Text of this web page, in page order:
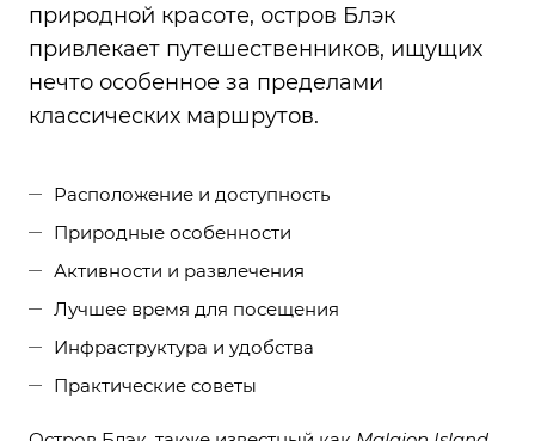
природной красоте, остров Блэк
привлекает путешественников, ищущих
нечто особенное за пределами
классических маршрутов.
Расположение и доступность
Природные особенности
Активности и развлечения
Лучшее время для посещения
Инфраструктура и удобства
Практические советы